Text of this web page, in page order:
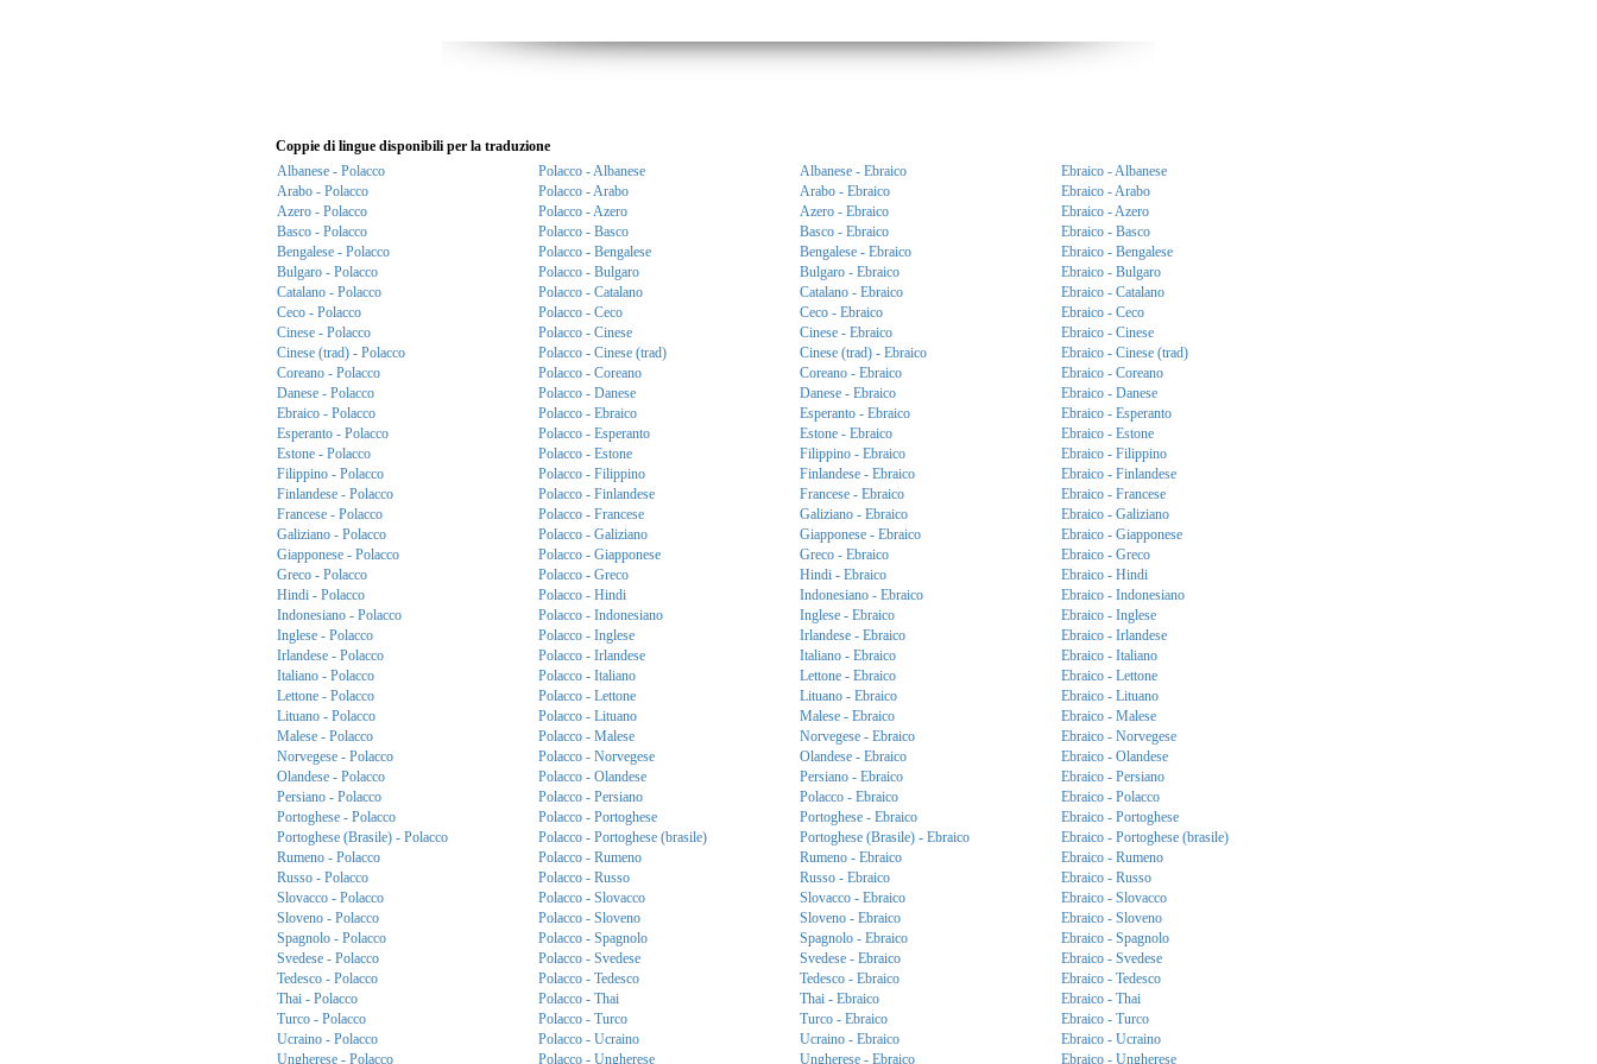
Coppie di lingue disponibili per la traduzione
Albanese - Polacco
Polacco - Albanese Albanese - Ebraico
Ebraico - Albanese
Arabo - Polacco
Polacco - Arabo Arabo - Ebraico
Ebraico - Arabo
Azero - Polacco
Polacco - Azero Azero - Ebraico
Ebraico - Azero
Basco - Polacco
Polacco - Basco Basco - Ebraico
Ebraico - Basco
Bengalese - Polacco
Polacco - Bengalese Bengalese - Ebraico
Ebraico - Bengalese
Bulgaro - Polacco
Polacco - Bulgaro Bulgaro - Ebraico
Ebraico - Bulgaro
Catalano - Polacco
Polacco - Catalano Catalano - Ebraico
Ebraico - Catalano
Ceco - Polacco
Polacco - Ceco Ceco - Ebraico
Ebraico - Ceco
Cinese - Polacco
Polacco - Cinese Cinese - Ebraico
Ebraico - Cinese
Cinese (trad) - Polacco
Polacco - Cinese (trad) Cinese (trad) - Ebraico
Ebraico - Cinese (trad)
Coreano - Polacco
Polacco - Coreano Coreano - Ebraico
Ebraico - Coreano
Danese - Polacco
Polacco - Danese Danese - Ebraico
Ebraico - Danese
Ebraico - Polacco
Polacco - Ebraico Esperanto - Ebraico
Ebraico - Esperanto
Esperanto - Polacco
Polacco - Esperanto Estone - Ebraico
Ebraico - Estone
Estone - Polacco
Polacco - Estone Filippino - Ebraico
Ebraico - Filippino
Filippino - Polacco
Polacco - Filippino Finlandese - Ebraico
Ebraico - Finlandese
Finlandese - Polacco
Polacco - Finlandese Francese - Ebraico
Ebraico - Francese
Francese - Polacco
Polacco - Francese Galiziano - Ebraico
Ebraico - Galiziano
Galiziano - Polacco
Polacco - Galiziano Giapponese - Ebraico
Ebraico - Giapponese
Giapponese - Polacco
Polacco - Giapponese Greco - Ebraico
Ebraico - Greco
Greco - Polacco
Polacco - Greco Hindi - Ebraico
Ebraico - Hindi
Hindi - Polacco
Polacco - Hindi Indonesiano - Ebraico
Ebraico - Indonesiano
Indonesiano - Polacco
Polacco - Indonesiano Inglese - Ebraico
Ebraico - Inglese
Inglese - Polacco
Polacco - Inglese Irlandese - Ebraico
Ebraico - Irlandese
Irlandese - Polacco
Polacco - Irlandese Italiano - Ebraico
Ebraico - Italiano
Italiano - Polacco
Polacco - Italiano Lettone - Ebraico
Ebraico - Lettone
Lettone - Polacco
Polacco - Lettone Lituano - Ebraico
Ebraico - Lituano
Lituano - Polacco
Polacco - Lituano Malese - Ebraico
Ebraico - Malese
Malese - Polacco
Polacco - Malese Norvegese - Ebraico
Ebraico - Norvegese
Norvegese - Polacco
Polacco - Norvegese Olandese - Ebraico
Ebraico - Olandese
Olandese - Polacco
Polacco - Olandese Persiano - Ebraico
Ebraico - Persiano
Persiano - Polacco
Polacco - Persiano Polacco - Ebraico
Ebraico - Polacco
Portoghese - Polacco
Polacco - Portoghese Portoghese - Ebraico
Ebraico - Portoghese
Portoghese (Brasile) - Polacco
Polacco - Portoghese (brasile) Portoghese (Brasile) - Ebraico
Ebraico - Portoghese (brasile)
Rumeno - Polacco
Polacco - Rumeno Rumeno - Ebraico
Ebraico - Rumeno
Russo - Polacco
Polacco - Russo Russo - Ebraico
Ebraico - Russo
Slovacco - Polacco
Polacco - Slovacco Slovacco - Ebraico
Ebraico - Slovacco
Sloveno - Polacco
Polacco - Sloveno Sloveno - Ebraico
Ebraico - Sloveno
Spagnolo - Polacco
Polacco - Spagnolo Spagnolo - Ebraico
Ebraico - Spagnolo
Svedese - Polacco
Polacco - Svedese Svedese - Ebraico
Ebraico - Svedese
Tedesco - Polacco
Polacco - Tedesco Tedesco - Ebraico
Ebraico - Tedesco
Thai - Polacco
Polacco - Thai Thai - Ebraico
Ebraico - Thai
Turco - Polacco
Polacco - Turco Turco - Ebraico
Ebraico - Turco
Ucraino - Polacco
Polacco - Ucraino Ucraino - Ebraico
Ebraico - Ucraino
Ungherese - Polacco
Polacco - Ungherese Ungherese - Ebraico Ebraico - Ungherese